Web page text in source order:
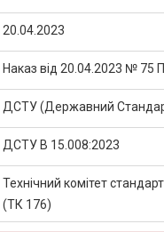
20.04.2023
Наказ від 20.04.2023 № 75
ДСТУ (Державний
ДСТУ В 15.008:2023
Технічний комітет
(ТК 176)